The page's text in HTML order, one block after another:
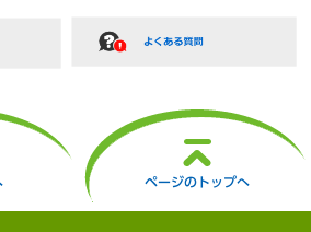
ページのトップへ